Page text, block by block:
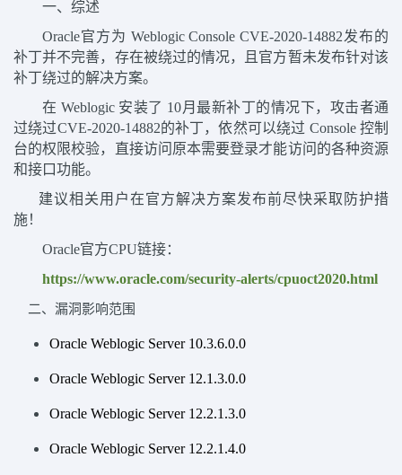
一、综述
Oracle官方为 Weblogic Console CVE-2020-14882发布的
补丁并不完善，存在被绕过的情况，且官方暂未发布针对该
补丁绕过的解决方案。
在 Weblogic 安装了 10月最新补丁的情况下，攻击者通
过绕过CVE-2020-14882的补丁，依然可以绕过 Console 控制
台的权限校验， 直接访问原本需要登录才能访问的各种资源
和接口功能。
建议相关用户在官方解决方案发布前尽快采取防护措
施！
Oracle官方CPU链接：
https://www.oracle.com/security-alerts/cpuoct2020.html
二、漏洞影响范围
Oracle Weblogic Server 10.3.6.0.0
Oracle Weblogic Server 12.1.3.0.0
Oracle Weblogic Server 12.2.1.3.0
Oracle Weblogic Server 12.2.1.4.0